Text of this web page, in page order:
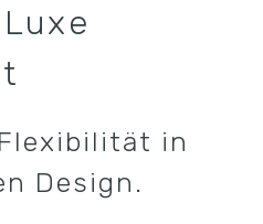
in
Design.